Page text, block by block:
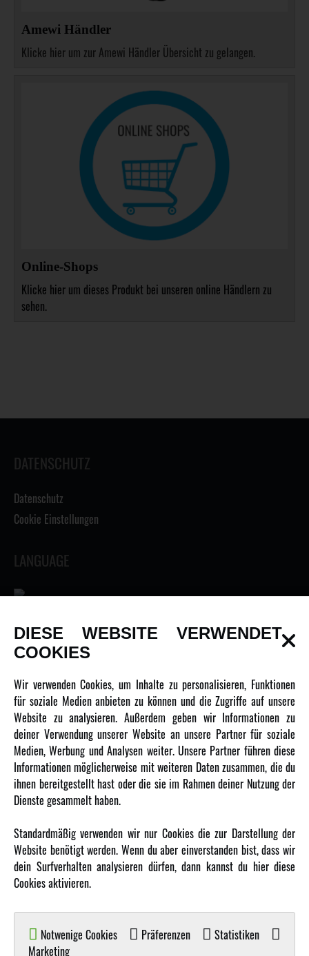
Amewi Händler
Klicke hier um zur Amewi Händler Übersicht zu gelangen.
Online-Shops
Klicke hier um dieses Produkt bei unseren online Händlern zu
sehen.
DATENSCHUTZ
Datenschutz
Cookie Einstellungen
LANGUAGE
INFORMATIONEN
Newsletter
Über uns
Karriere
Amewi Kataloge
MEHR VON AMEWI
Amewi Construction - Nutzfahrzeuge
Malinos - Die kreative Seite von Amewi
Werden Sie Amewi Händler
DIESE WEBSITE VERWENDET
COOKIES
Wir verwenden Cookies, um Inhalte zu personalisieren, Funktionen
für soziale Medien anbieten zu können und die Zugriffe auf unsere
Website zu analysieren. Außerdem geben wir Informationen zu
deiner Verwendung unserer Website an unsere Partner für soziale
Medien, Werbung und Analysen weiter. Unsere Partner führen diese
Informationen möglicherweise mit weiteren Daten zusammen, die du
ihnen bereitgestellt hast oder die sie im Rahmen deiner Nutzung der
Dienste gesammelt haben.
Standardmäßig verwenden wir nur Cookies die zur Darstellung der
Website benötigt werden. Wenn du aber einverstanden bist, dass wir
dein Surfverhalten analysieren dürfen, dann kannst du hier diese
Cookies aktivieren.
Notwenige Cookies Präferenzen
Statistiken
Marketing